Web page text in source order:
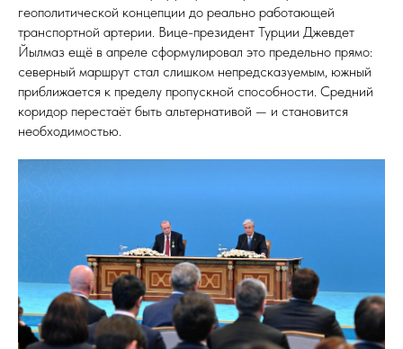
геополитической концепции до реально работающей
транспортной артерии. Вице-президент Турции Джевдет
Йылмаз ещё в апреле сформулировал это предельно прямо:
северный маршрут стал слишком непредсказуемым, южный
приближается к пределу пропускной способности. Средний
коридор перестаёт быть альтернативой — и становится
необходимостью.